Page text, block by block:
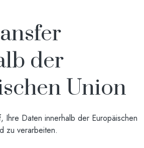
der
Union
Ihre Daten innerhalb der Europäischen
zu verarbeiten.